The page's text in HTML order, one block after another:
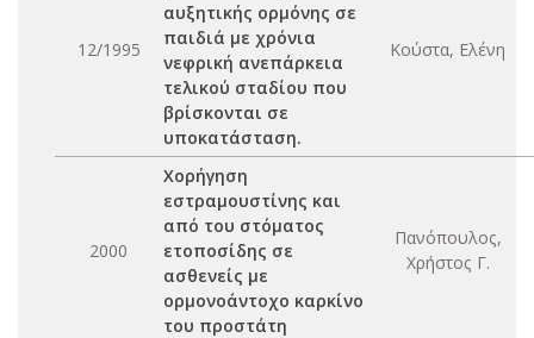
12/1995
αυξητικής ορμόνης σε
παιδιά με χρόνια
νεφρική ανεπάρκεια
τελικού σταδίου που
βρίσκονται σε
υποκατάσταση.
Κούστα, Ελένη
2000
Χορήγηση
εστραμουστίνης και
από του στόματος
ετοποσίδης σε
ασθενείς με
ορμονοάντοχο καρκίνο
του προστάτη
Πανόπουλος,
Χρήστος Γ.